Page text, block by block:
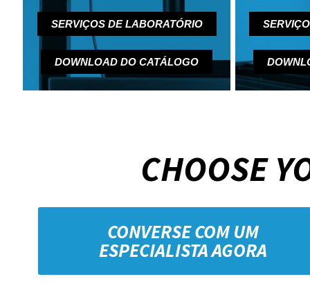
SERVIÇOS DE LABORATÓRIO
DOWNLOAD DO CATÁLOGO
CHOOSE
CONVERSE COM UM
ESPECIALISTA AGORA